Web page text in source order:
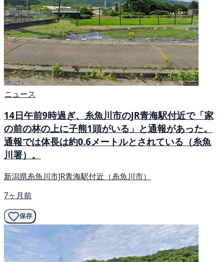
ニュース
14日午前9時過ぎ、糸魚川市のJR青海駅付近で「家
の前の林の上に子熊1頭がいる」と通報があった。
通報では体長は約0.6メートルとされている（糸魚
川署）。
新潟県糸魚川市JR青海駅付近（糸魚川市）
7ヶ月前
保存